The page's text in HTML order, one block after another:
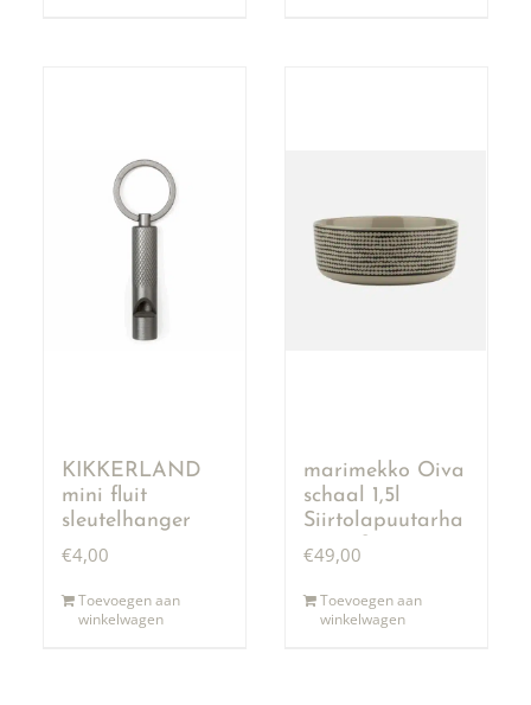
KIKKERLAND
mini fluit
sleutelhanger
€4,00
Toevoegen aan
winkelwagen
marimekko Oiva
schaal 1,5l
Siirtolapuutarha
terra & zwart
€49,00
Toevoegen aan
winkelwagen